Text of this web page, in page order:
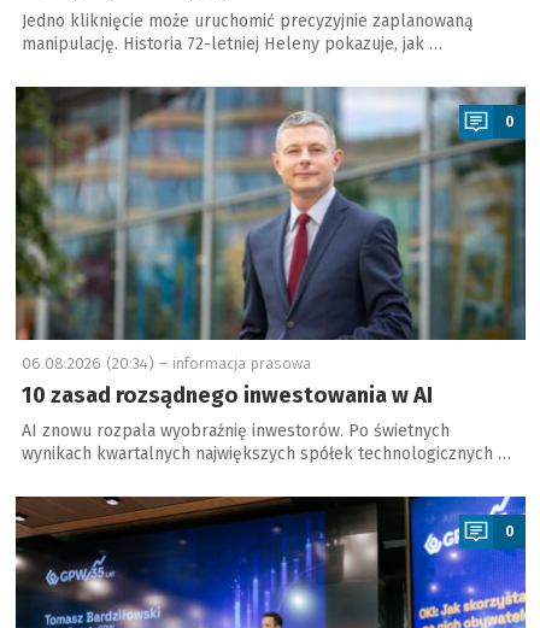
Jedno kliknięcie może uruchomić precyzyjnie zaplanowaną
manipulację. Historia 72-letniej Heleny pokazuje, jak …
a
0
06.08.2026 (20:34) – informacja prasowa
10 zasad rozsądnego inwestowania w AI
AI znowu rozpala wyobraźnię inwestorów. Po świetnych
wynikach kwartalnych największych spółek technologicznych …
a
0